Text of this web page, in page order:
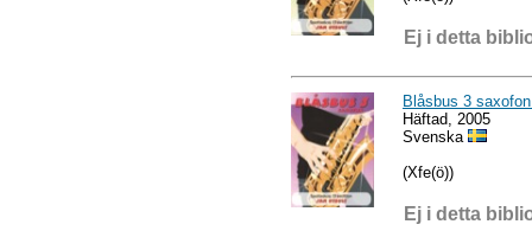
Ej i detta
Blåsbus 3
Häftad, 2005
Svenska
(Xfe(ö))
Ej i detta